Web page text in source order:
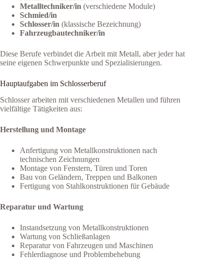
Metalltechniker/in (verschiedene Module)
Schmied/in
Schlosser/in (klassische Bezeichnung)
Fahrzeugbautechniker/in
Diese Berufe verbindet die Arbeit mit Metall, aber jeder hat
seine eigenen Schwerpunkte und Spezialisierungen.
Hauptaufgaben im Schlosserberuf
Schlosser arbeiten mit verschiedenen Metallen und führen
vielfältige Tätigkeiten aus:
Herstellung und Montage
Anfertigung von Metallkonstruktionen nach
technischen Zeichnungen
Montage von Fenstern, Türen und Toren
Bau von Geländern, Treppen und Balkonen
Fertigung von Stahlkonstruktionen für Gebäude
Reparatur und Wartung
Instandsetzung von Metallkonstruktionen
Wartung von Schließanlagen
Reparatur von Fahrzeugen und Maschinen
Fehlerdiagnose und Problembehebung